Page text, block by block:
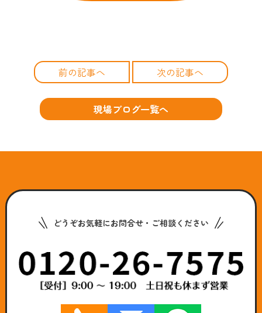
前の記事へ 次の記事へ
現場ブログ一覧へ
どうぞお気軽にお問合せ・ご相談ください